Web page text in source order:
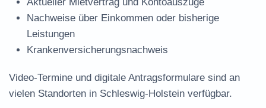
Nachweise über Einkommen oder bisherige
Leistungen
Krankenversicherungsnachweis
Video-Termine und digitale Antragsformulare sind an
vielen Standorten in Schleswig-Holstein verfügbar.